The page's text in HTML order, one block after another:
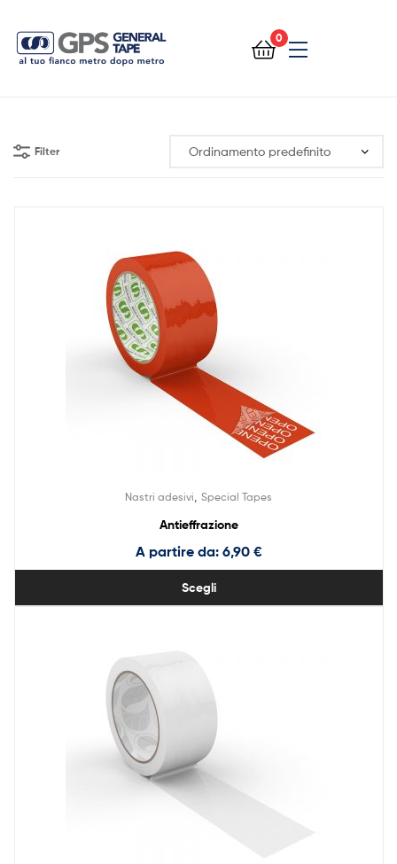
0
Filter
Nastri adesivi Special Tapes
Antieffrazione
A partire da: 6,90 €
Scegli